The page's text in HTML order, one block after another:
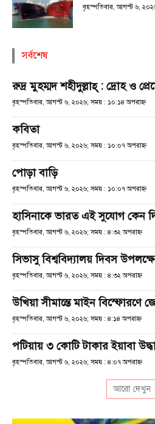
বৃহস্পতিবার, আগস্ট ৬,
সর্বশেষ
রুদ্র মুহম্মদ শহীদুল্লাহ্ : দ্রোহ ও
বৃহস্পতিবার, আগস্ট ৬, ২০২৬; সময় : ১০:১৪ অপরাহ্ণ
কবিতা
বৃহস্পতিবার, আগস্ট ৬, ২০২৬; সময় : ১০:০৭ অপরাহ্ণ
পোড়া বাড়ি
বৃহস্পতিবার, আগস্ট ৬, ২০২৬; সময় : ১০:০৭ অপরাহ্ণ
হাসিনাকে ভারত এই সুযোগ কেন
বৃহস্পতিবার, আগস্ট ৬, ২০২৬; সময় : ৪:৩২ অপরাহ্ণ
সিভাসু বিশ্ববিদ্যালয় দিবস
বৃহস্পতিবার, আগস্ট ৬, ২০২৬; সময় : ৪:৩২ অপরাহ্ণ
উখিয়া সীমান্তে মাইন বিস্ফোরণে
বৃহস্পতিবার, আগস্ট ৬, ২০২৬; সময় : ৪:১৪ অপরাহ্ণ
পটিয়ায় ৩ কোটি টাকার ইয়াবা
বৃহস্পতিবার, আগস্ট ৬, ২০২৬; সময় : ৪:০৭ অপরাহ্ণ
আরো দেখুন